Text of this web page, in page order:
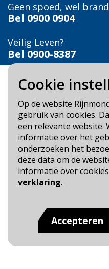
Cookie
Op de website
gebruik van cookies.
een relevante website.
informatie over het
onderzoeken het
deze data om de
informatie over
verklaring.
Accepteren
Geen spoed, wel
Bel 0900 0904
Veilig Leven?
Bel 0900-8387
Blijf op de hoogte
Cookie- en Privacybeleid
Toegankelijkheid
Dit is een website van